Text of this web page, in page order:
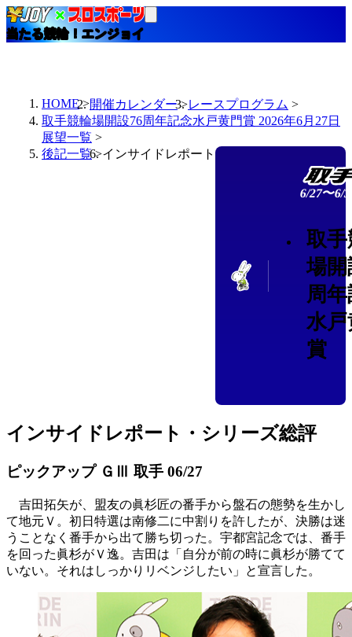
当たる競輪！エンジョイ
HOME 開催カレンダー
レースプログラム
取手競輪場開設76周年記念水戸黄門賞 2026年6月27日
展望一覧
後記一覧
インサイドレポート
6/27〜6/
取
場開
周
水
賞
インサイドレポート・シリーズ総評
ピックアップ ＧⅢ 取手 06/27
吉田拓矢が、盟友の眞杉匠の番手から盤石の態勢を生かし
て地元Ｖ。初日特選は南修二に中割りを許したが、決勝は迷
うことなく番手から出て勝ち切った。宇都宮記念では、番手
を回った眞杉がＶ逸。吉田は「自分が前の時に眞杉が勝てて
いない。それはしっかりリベンジしたい」と宣言した。